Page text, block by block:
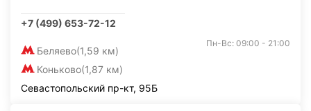
+7 (499) 653-72-12
Беляево(1,59 км)
Коньково(1,87 км)
Пн-Вс: 09:00 - 21:00
Севастопольский пр-кт, 95Б